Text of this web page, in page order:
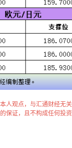
人观点，与汇通财经
保证，且不构成任何投